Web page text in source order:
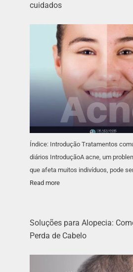
cuidados
Índice: Introdução Tratamentos
diários IntroduçãoA acne, um
que afeta muitos indivíduos, pode
Read more
Soluções para Alopecia:
Perda de Cabelo